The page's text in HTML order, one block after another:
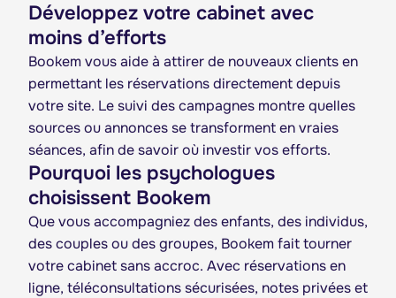
Développez votre cabinet avec
moins d’efforts
Bookem vous aide à attirer de nouveaux clients en
permettant les réservations directement depuis
votre site. Le suivi des campagnes montre quelles
sources ou annonces se transforment en vraies
séances, afin de savoir où investir vos efforts.
Pourquoi les psychologues
choisissent Bookem
Que vous accompagniez des enfants, des individus,
des couples ou des groupes, Bookem fait tourner
votre cabinet sans accroc. Avec réservations en
ligne, téléconsultations sécurisées, notes privées et